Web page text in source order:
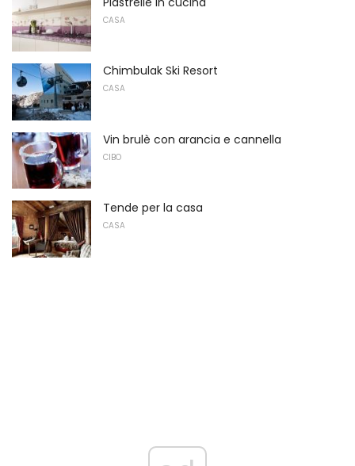
CASA
Chimbulak Ski Resort
CASA
Vin brulè con arancia e cannella
CIBO
Tende per la casa
CASA